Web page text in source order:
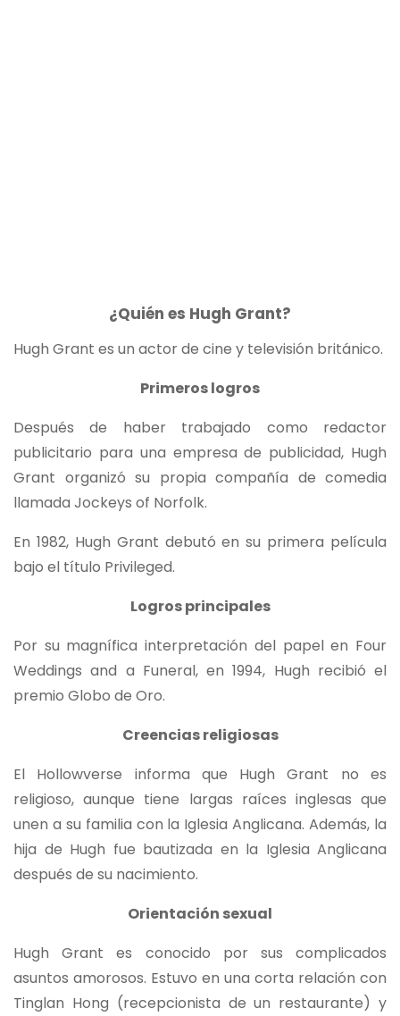
¿Quién es Hugh Grant?
Hugh Grant es un actor de cine y televisión británico.
Primeros logros
Después de haber trabajado como redactor
publicitario para una empresa de publicidad, Hugh
Grant organizó su propia compañía de comedia
llamada Jockeys of Norfolk.
En 1982, Hugh Grant debutó en su primera película
bajo el título Privileged.
Logros principales
Por su magnífica interpretación del papel en Four
Weddings and a Funeral, en 1994, Hugh recibió el
premio Globo de Oro.
Creencias religiosas
El Hollowverse informa que Hugh Grant no es
religioso, aunque tiene largas raíces inglesas que
unen a su familia con la Iglesia Anglicana. Además, la
hija de Hugh fue bautizada en la Iglesia Anglicana
después de su nacimiento.
Orientación sexual
Hugh Grant es conocido por sus complicados
asuntos amorosos. Estuvo en una corta relación con
Tinglan Hong (recepcionista de un restaurante) y